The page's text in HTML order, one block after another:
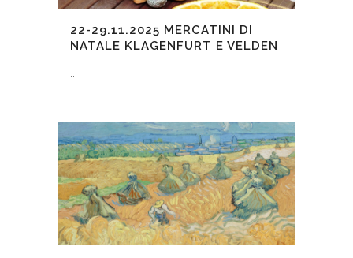
22-29.11.2025 MERCATINI DI
NATALE KLAGENFURT E VELDEN